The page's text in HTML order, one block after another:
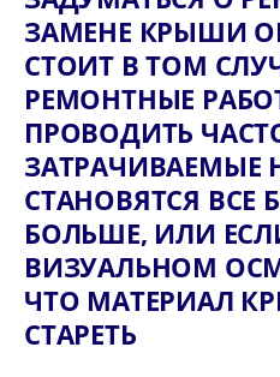
ЗАМЕНЕ КРЫШИ
СТОИТ В ТОМ
РЕМОНТНЫЕ
ПРОВОДИТЬ
ЗАТРАЧИВАЕМЫЕ
СТАНОВЯТСЯ ВСЕ
БОЛЬШЕ, ИЛИ
ВИЗУАЛЬНОМ
ЧТО МАТЕРИАЛ
СТАРЕТЬ